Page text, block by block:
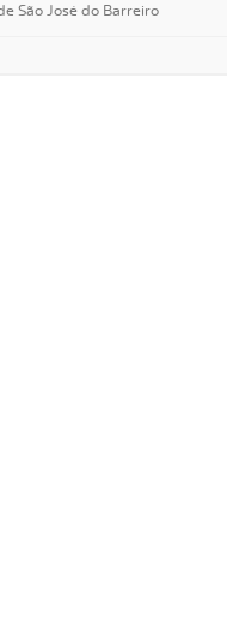
São José do Barreiro